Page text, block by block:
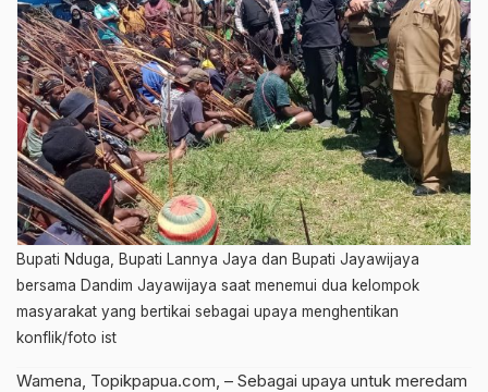
Bupati Nduga, Bupati Lannya Jaya dan Bupati Jayawijaya
bersama Dandim Jayawijaya saat menemui dua kelompok
masyarakat yang bertikai sebagai upaya menghentikan
konflik/foto ist
Wamena, Topikpapua.com, – Sebagai upaya untuk meredam